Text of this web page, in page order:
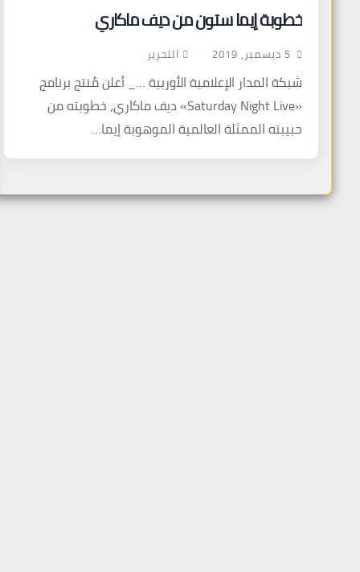
خطوبة إيما ستون من ديف ماكاري
5 ديسمبر، 2019 التحرير
شبكة المدار الإعلامية الأوربية …_ أعلن مُنتج برنامج
«Saturday Night Live» ديف ماكاري، خطوبته من
حبيبته الممثلة العالمية الموهوبة إيما…